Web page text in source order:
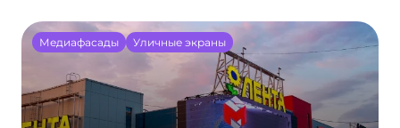
Медиафасады Уличные экраны